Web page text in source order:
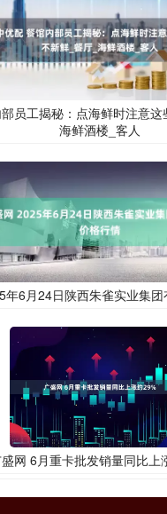
员工揭秘：点海鲜时注意这
海鲜酒楼_客人
年6月24日陕西朱雀实业集
盛网 6月重卡批发销量同比上